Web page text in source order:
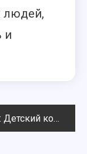
людей,
и
Детский костюм для танцев